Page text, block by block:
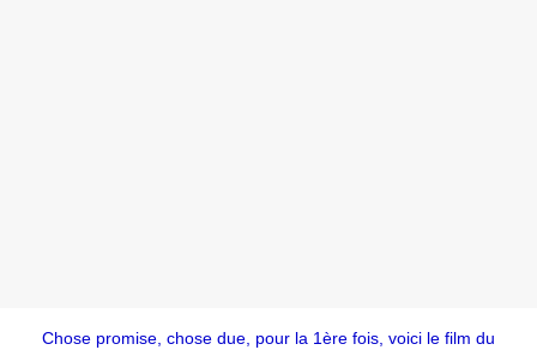
Chose promise, chose due, pour la 1ère fois, voici le film du